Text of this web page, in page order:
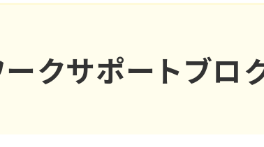
クサポートブロ